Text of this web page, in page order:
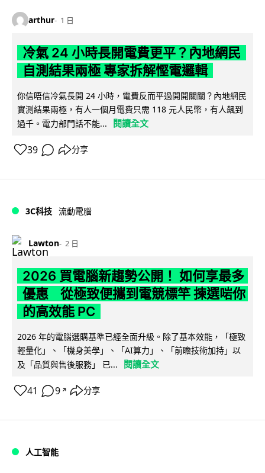
arthur 1 日
冷氣 24 小時長開電費更平？內地網民
自測結果兩極 專家拆解慳電邏輯
你信唔信冷氣長開 24 小時，電費反而平過開開關關？內地網民
實測結果兩極，有人一個月電費只需 118 元人民幣，有人飆到
過千。電力部門話不能...
閱讀全文
39 分享
3C科技 流動電腦
Lawton 2 日
2026 買電腦新趨勢公開！ 如何享最多
優惠 從極致便攜到電競標竿 揀選啱你
的高效能 PC
2026 年的電腦選購基準已經全面升級。除了基本效能，「極致
輕量化」、「機身美學」、「AI算力」、「前瞻技術加持」以
及「品質與售後服務」 已...
閱讀全文
41 9 ↗ 分享
人工智能